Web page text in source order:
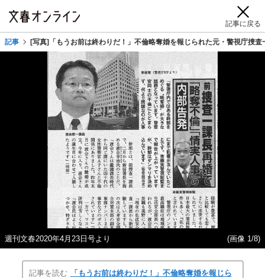
記事に戻る
記事 [写真]「もうお前は終わりだ！」不倫略奪婚を報じられた元・警視庁捜査
週刊文春2020年4月23日号より (画像 1/8)
記事を読む
「もうお前は終わりだ！」不倫略奪婚を報じら